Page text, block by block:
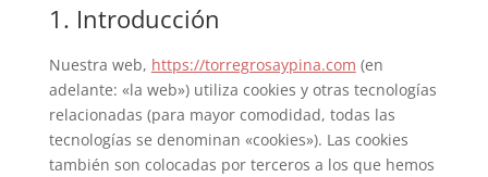
1. Introducción
Nuestra web, https://torregrosaypina.com (en
adelante: «la web») utiliza cookies y otras tecnologías
relacionadas (para mayor comodidad, todas las
tecnologías se denominan «cookies»). Las cookies
también son colocadas por terceros a los que hemos